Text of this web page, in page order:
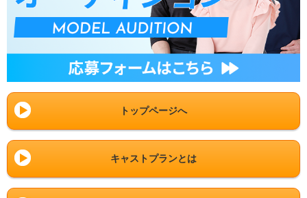
トップページへ
キャストプランとは